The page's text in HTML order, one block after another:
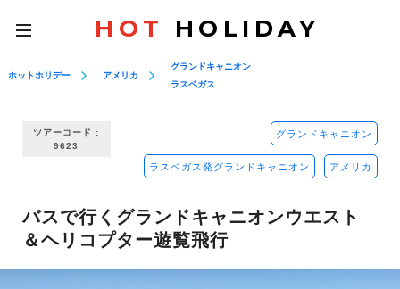
toggle
navigation
HOT HOLIDAY
ホットホリデー アメリカ
グランドキャニオン
ラスベガス
ツアーコード :
9623
グランドキャニオン
ラスベガス発グランドキャニオン アメリカ
バスで行くグランドキャニオンウエスト
＆ヘリコプター遊覧飛行